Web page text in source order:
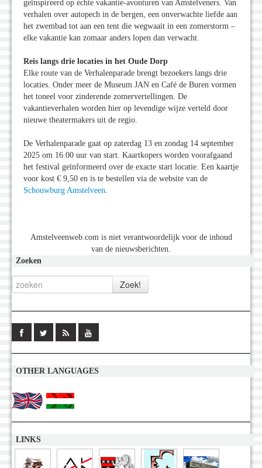
geïnspireerd op échte vakantie-avonturen van Amstelveners. Van
verhalen over autopech in de bergen, een onverwachte liefde aan
het zwembad tot aan een tent die wegwaait in een zomerstorm –
elke vakantie kan zomaar anders lopen dan verwacht.
Reis langs drie locaties in het Oude Dorp
Elke route van de Verhalenparade brengt bezoekers langs drie
locaties. Onder meer de Museum JAN en Café de Buren vormen
het toneel voor zinderende zomervertellingen. De
vakantieverhalen worden hier op levendige wijze verteld door
nieuwe theatermakers uit de regio.
De Verhalenparade gaat op zaterdag 13 en zondag 14 september
2025 om 16.00 uur van start. Kaartkopers worden voorafgaand
het festival geïnformeerd over de exacte start locatie. Een kaartje
voor kost € 9,50 en is te bestellen via de website van de
Schouwburg Amstelveen.
Amstelveenweb.com is niet verantwoordelijk voor de inhoud
van de nieuwsberichten.
Zoeken
OTHER LANGUAGES
LINKS